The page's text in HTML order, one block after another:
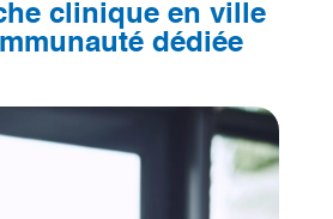
clinique en ville
dédiée